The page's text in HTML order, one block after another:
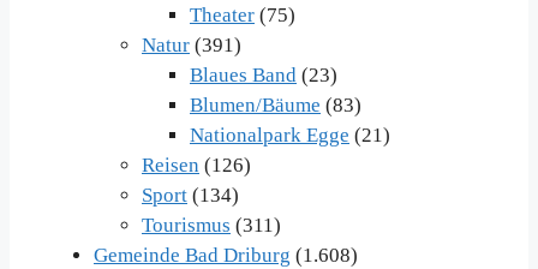
Theater (75)
Natur (391)
Blaues Band (23)
Blumen/Bäume (83)
Nationalpark Egge (21)
Reisen (126)
Sport (134)
Tourismus (311)
Gemeinde Bad Driburg (1.608)